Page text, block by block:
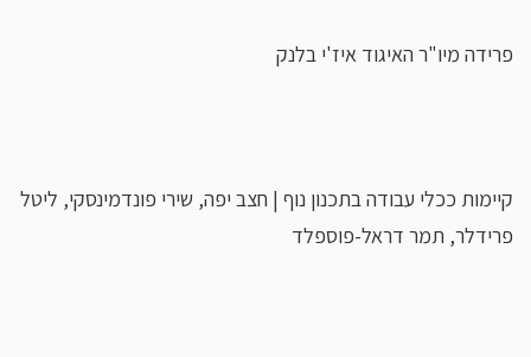
פרידה מיו"ר האיגוד איז'י בלנק
קיימות ככלי עבודה בתכנון נוף | חצב יפה, שירי פונדמינסקי, ליטל
פרידלר, תמר דראל-פוספלד